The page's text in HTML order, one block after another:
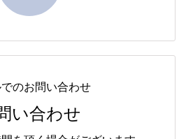
でのお問い合わせ
い合わせ